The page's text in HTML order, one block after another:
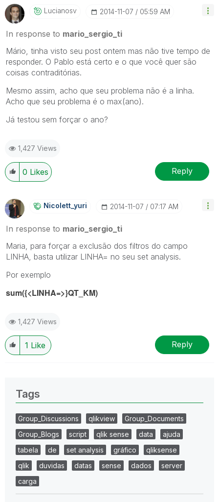
Lucianosv ‎2014-11-07 05:59 AM
In response to mario_sergio_ti
Mário, tinha visto seu post ontem mas não tive tempo de
responder. O Pablo está certo e o que você quer são
coisas contraditórias.
Mesmo assim, acho que seu problema não é a linha.
Acho que seu problema é o max(ano).
Já testou sem forçar o ano?
1,427 Views
0 Likes Reply
Nicolett_yuri ‎2014-11-07 07:17 AM
In response to mario_sergio_ti
Maria, para forçar a exclusão dos filtros do campo
LINHA, basta utilizar LINHA= no seu set analysis.
Por exemplo
sum({<LINHA=>}QT_KM)
1,427 Views
1 Like Reply
Tags
Group_Discussions qlikview
Group_Documents
Group_Blogs
script qlik sense data
ajuda
tabela
de set analysis gráfico
qliksense
qlik
duvidas datas sense dados
server
carga